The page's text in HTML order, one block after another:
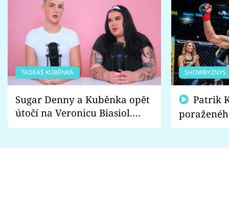
TADEÁŠ KUBĚNKA
Sugar Denny a Kuběnka opět
útočí na Veronicu Biasiol.
Proč je podle nich falešná a
SHOWBYZNYS
fanoušci